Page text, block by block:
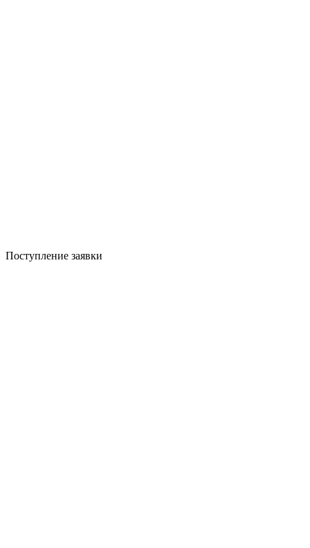
Поступление заявки